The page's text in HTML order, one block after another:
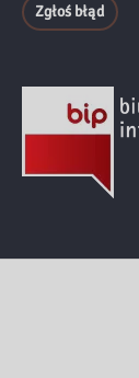
Zgłoś błąd